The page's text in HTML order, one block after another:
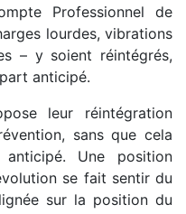
Professionnel de
lourdes, vibrations
– y soient réintégrés,
anticipé.
leur réintégration
sans que cela
Une position
se fait sentir du
sur la position du